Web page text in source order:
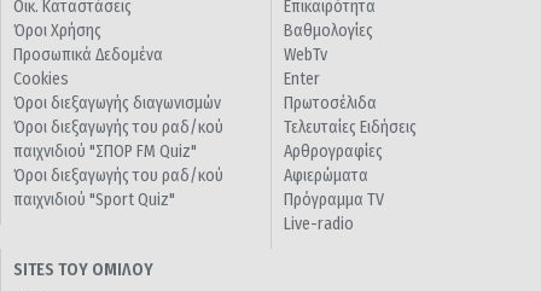
Οικ. Καταστάσεις
Όροι Χρήσης
Προσωπικά Δεδομένα
Cookies
Όροι διεξαγωγής διαγωνισμών
Όροι διεξαγωγής του ραδ/κού
παιχνιδιού "ΣΠΟΡ FM Quiz"
Όροι διεξαγωγής του ραδ/κού
παιχνιδιού "Sport Quiz"
Επικαιρότητα
Βαθμολογίες
WebTv
Enter
Πρωτοσέλιδα
Τελευταίες Ειδήσεις
Αρθρογραφίες
Αφιερώματα
Πρόγραμμα TV
Live-radio
SITES ΤΟΥ ΟΜΙΛΟΥ